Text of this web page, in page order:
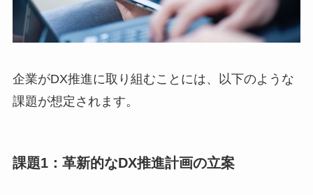
企業がDX推進に取り組むことには、以下のような
課題が想定されます。
課題1：革新的なDX推進計画の立案